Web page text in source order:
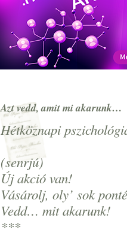
Azt vedd, amit mi akarunk…
Hétköznapi
(senrjú)
Új akció van!
Vásárolj, oly’ sok
Vedd… mit akarunk!
***